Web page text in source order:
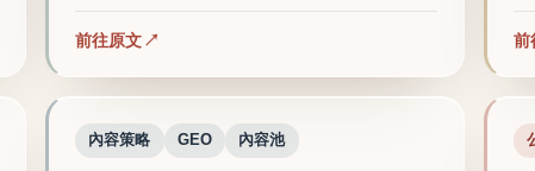
前往原文 前
內容策略 GEO 內容池